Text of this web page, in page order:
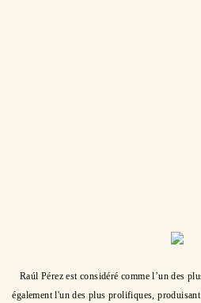
Raúl Pérez est considéré comme l’un des
également l'un des plus prolifiques,